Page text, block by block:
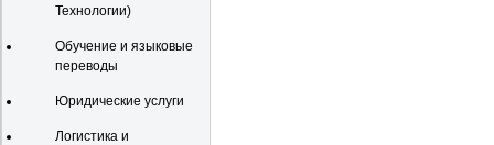
Технологии)
Обучение и языковые
переводы
Юридические услуги
Логистика и